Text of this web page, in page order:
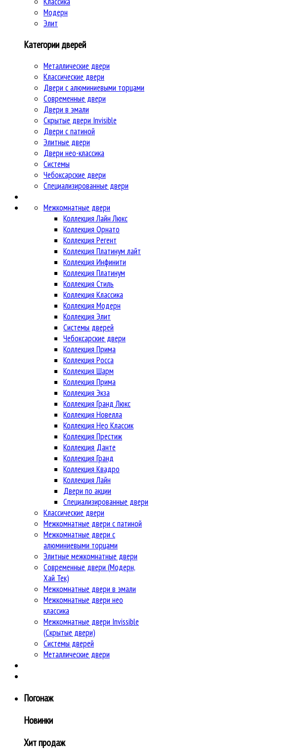
Модерн
Элит
Категории дверей
Металлические двери
Классические двери
Двери c алюминиевыми торцами
Современные двери
Двери в эмали
Скрытые двери Invisible
Двери с патиной
Элитные двери
Двери нео-классика
Системы
Чебоксарские двери
Специализированные двери
Межкомнатные двери
Коллекция Лайн Люкс
Коллекция Орнато
Коллекция Регент
Коллекция Платинум лайт
Коллекция Инфинити
Коллекция Платинум
Коллекция Стиль
Коллекция Классика
Коллекция Модерн
Коллекция Элит
Системы дверей
Чебоксарские двери
Коллекция Прима
Коллекция Росса
Коллекция Шарм
Коллекция Прима
Коллекция Экза
Коллекция Гранд Люкс
Коллекция Новелла
Коллекция Нео Классик
Коллекция Престиж
Коллекция Данте
Коллекция Гранд
Коллекция Квадро
Коллекция Лайн
Двери по акции
Специализированные двери
Классические двери
Межкомнатные двери с патиной
Межкомнатные двери с
алюминиевыми торцами
Элитные межкомнатные двери
Современные двери (Модерн,
Хай Тек)
Межкомнатные двери в эмали
Межкомнатные двери нео
классика
Межкомнатные двери Invissible
(Скрытые двери)
Системы дверей
Металлические двери
Погонаж
Новинки
Хит продаж